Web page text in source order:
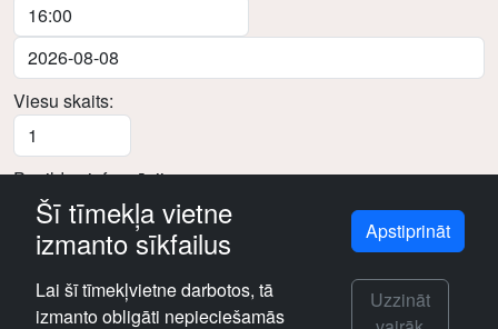
Viesu skaits:
Papildus informācija:
Rezervēt
Šī tīmekļa vietne
izmanto sīkfailus
Lai šī tīmekļvietne darbotos, tā
izmanto obligāti nepieciešamās
Apstiprināt
Uzzināt